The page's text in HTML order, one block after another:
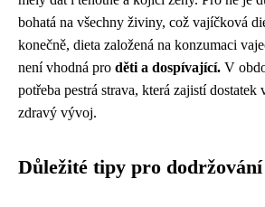
bohatá na všechny živiny, což vajíčková
konečně, dieta založená na konzumaci
není vhodná pro děti a dospívající. V
potřeba pestrá strava, která zajistí dostatek
zdravý vývoj.
Důležité tipy pro dodržování